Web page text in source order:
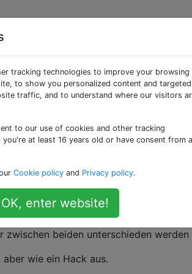
JSON-
mithilfe
die in JSON dargestellten
deserialisiert werden, da es keine
welche Klasse dargestellt
beiden unterschieden werden
wie ein Hack aus.
tracking technologies to improve your browsing
to show you personalized content and targeted
traffic, and to understand where our visitors
to our use of cookies and other tracking
at least 16 years old or have consent from a
Cookie policy and Privacy policy.
OK, enter website!